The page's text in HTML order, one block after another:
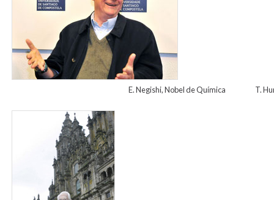
E. Negishi, Nobel de Química T.
sheldon.jpg